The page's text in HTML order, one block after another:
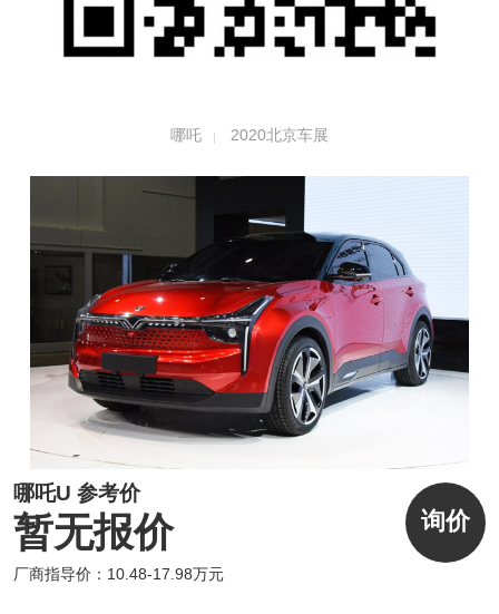
志；车身姿态更加矫健，侧面内置LED光栅点
扬的亮条与后三角窗亮条上下呼应，将DLO区
域与车身融为一体，在整体视觉上起到了“蓄
势”的效果；此外，电子摄像头后视镜、无缝隙
指纹开门系统、与A柱融为一体的帅气雨刷
臂、低调纤巧的可升降尾翼、全封闭车轮等系
列精妙造型，共同塑造出了Eureka 03概念车
干净利落的体量感。
哪吒 2020北京车展
哪吒U 参考价
暂无报价
厂商指导价：10.48-17.98万元
询价